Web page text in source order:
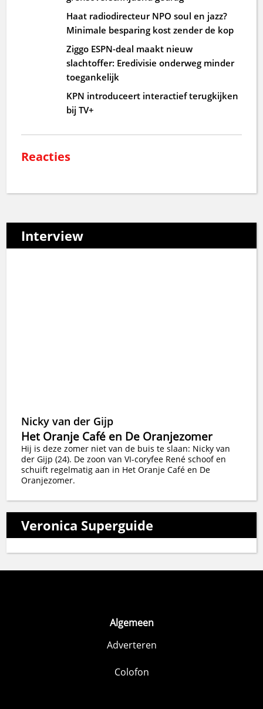
Haat radiodirecteur NPO soul en jazz?
Minimale besparing kost zender de kop
Ziggo ESPN-deal maakt nieuw
slachtoffer: Eredivisie onderweg minder
toegankelijk
KPN introduceert interactief terugkijken
bij TV+
Reacties
Interview
Nicky van der Gijp
Het Oranje Café en De Oranjezomer
Hij is deze zomer niet van de buis te slaan: Nicky van
der Gijp (24). De zoon van VI-coryfee René schoof en
schuift regelmatig aan in Het Oranje Café en De
Oranjezomer.
Veronica Superguide
Algemeen
Adverteren
Colofon